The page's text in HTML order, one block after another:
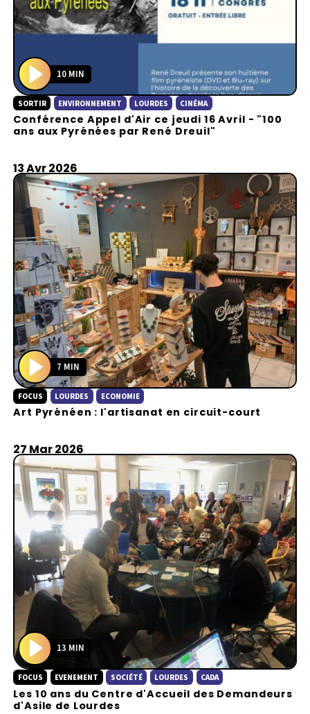
P
l
a
10 MIN
SORTIR ENVIRONNEMENT LOURDES CINÉMA
Conférence Appel d'Air ce jeudi 16 Avril - "100
ans aux Pyrénées par René Dreuil"
13 Avr 2026
P
l
a
7 MIN
FOCUS LOURDES ECONOMIE
Art Pyrénéen : l'artisanat en circuit-court
27 Mar 2026
P
l
a
13 MIN
FOCUS EVENEMENT SOCIÉTÉ LOURDES CADA
Les 10 ans du Centre d'Accueil des Demandeurs
d'Asile de Lourdes